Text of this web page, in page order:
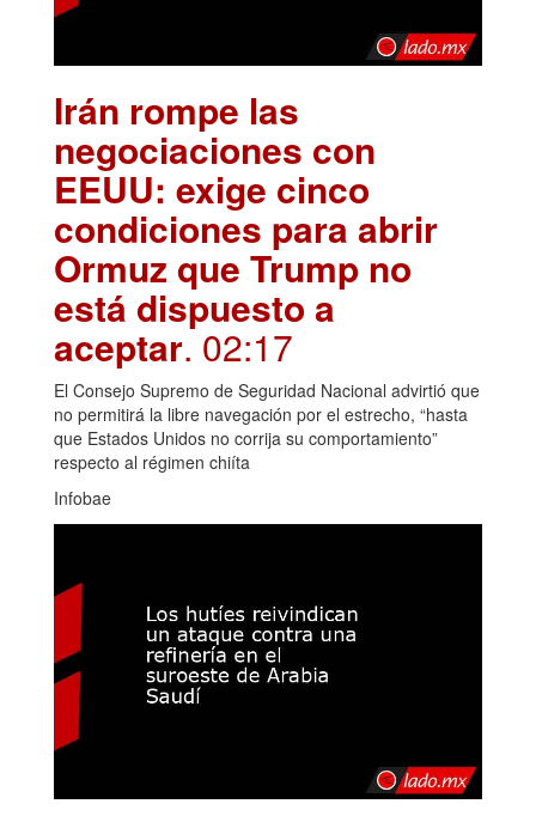
Irán rompe las
negociaciones con
EEUU: exige cinco
condiciones para abrir
Ormuz que Trump no
está dispuesto a
aceptar. 02:17
El Consejo Supremo de Seguridad Nacional advirtió que
no permitirá la libre navegación por el estrecho, “hasta
que Estados Unidos no corrija su comportamiento”
respecto al régimen chiíta
Infobae